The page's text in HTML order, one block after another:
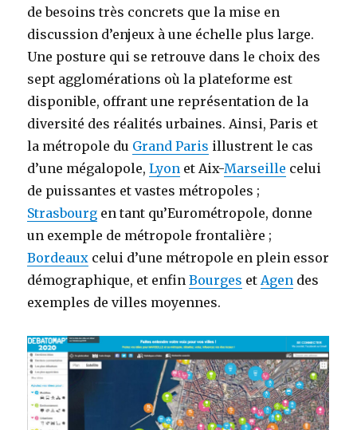
de besoins très concrets que la mise en
discussion d’enjeux à une échelle plus large.
Une posture qui se retrouve dans le choix des
sept agglomérations où la plateforme est
disponible, offrant une représentation de la
diversité des réalités urbaines. Ainsi, Paris et
la métropole du Grand Paris illustrent le cas
d’une mégalopole,Lyon et Aix-Marseille celui
de puissantes et vastes métropoles ;
Strasbourg en tant qu’Eurométropole, donne
un exemple de métropole frontalière ;
Bordeaux celui d’une métropole en plein essor
démographique, et enfinBourges etAgen des
exemples de villes moyennes.